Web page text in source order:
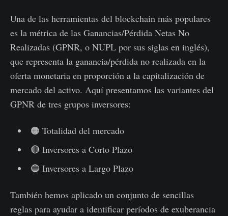
Una de las herramientas del blockchain más populares
es la métrica de las Ganancias/Pérdida Netas No
Realizadas (GPNR, o NUPL por sus siglas en inglés),
que representa la ganancia/pérdida no realizada en la
oferta monetaria en proporción a la capitalización de
mercado del activo. Aquí presentamos las variantes del
GPNR de tres grupos inversores:
🟠 Totalidad del mercado
🔴 Inversores a Corto Plazo
🔵 Inversores a Largo Plazo
También hemos aplicado un conjunto de sencillas
reglas para ayudar a identificar períodos de exuberancia